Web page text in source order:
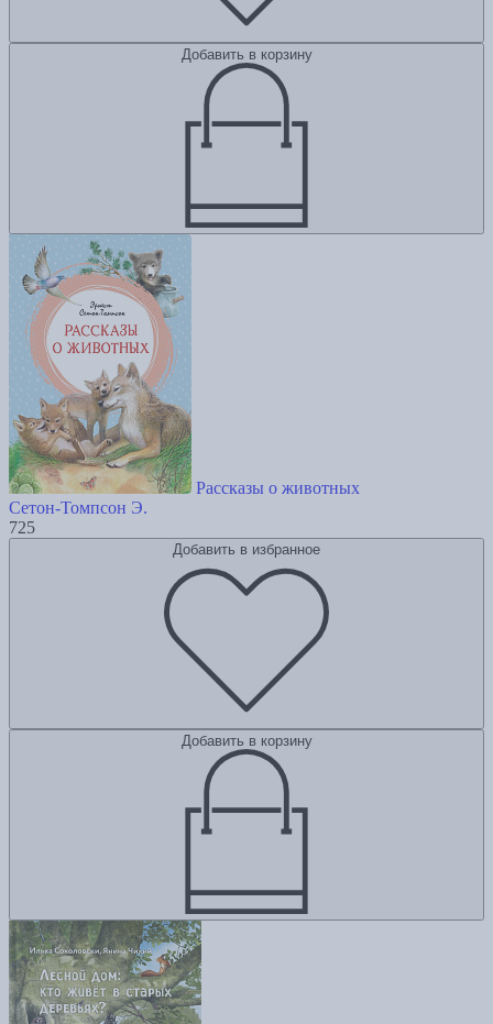
Добавить в корзину
Рассказы о животных
Сетон-Томпсон Э.
725
Добавить в избранное
Добавить в корзину